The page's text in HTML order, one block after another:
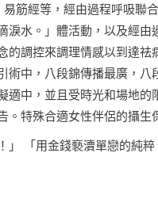
筋經等，經由過程呼吸聯
淚水。」體活動，以及經
的調控來調理情感以到達
術中，八段錦傳播最廣，
適中，並且受時光和場地
特殊合適女性伴侶的攝生
」 「用金錢褻瀆單戀的純